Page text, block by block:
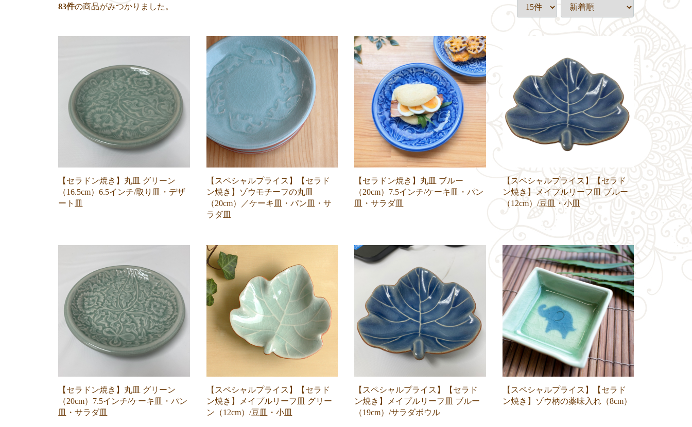
83件の商品がみつかりました。
【セラドン焼き】丸皿 グリーン
（16.5cm）6.5インチ/取り皿・デザ
ート皿
【スペシャルプライス】【セラド
ン焼き】ゾウモチーフの丸皿
（20cm）／ケーキ皿・パン皿・サ
ラダ皿
【セラドン焼き】丸皿 ブルー
（20cm）7.5インチ/ケーキ皿・パン
皿・サラダ皿
【スペシャルプライス】【セラド
ン焼き】メイプルリーフ皿 ブルー
（12cm）/豆皿・小皿
【セラドン焼き】丸皿 グリーン
（20cm）7.5インチ/ケーキ皿・パン
皿・サラダ皿
【スペシャルプライス】【セラド
ン焼き】メイプルリーフ皿 グリー
ン（12cm）/豆皿・小皿
【スペシャルプライス】【セラド
ン焼き】メイプルリーフ皿 ブルー
（19cm）/サラダボウル
【スペシャルプライス】【セラド
ン焼き】ゾウ柄の薬味入れ（8cm）